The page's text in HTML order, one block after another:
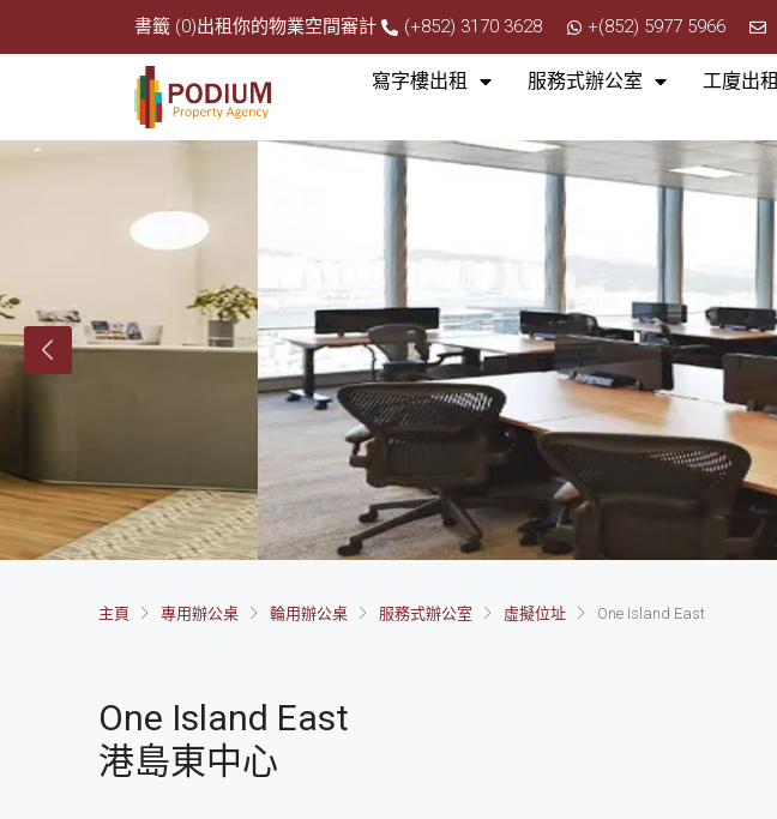
書籤 (0)出租你的物業空間審計 (+852) 3170 3628 +(852) 5977 5966
寫字樓出租 服務式辦公室 工廈出租
主頁 專用辦公桌 輪用辦公桌 服務式辦公室 虛擬位址 One Island East
One Island East
港島東中心